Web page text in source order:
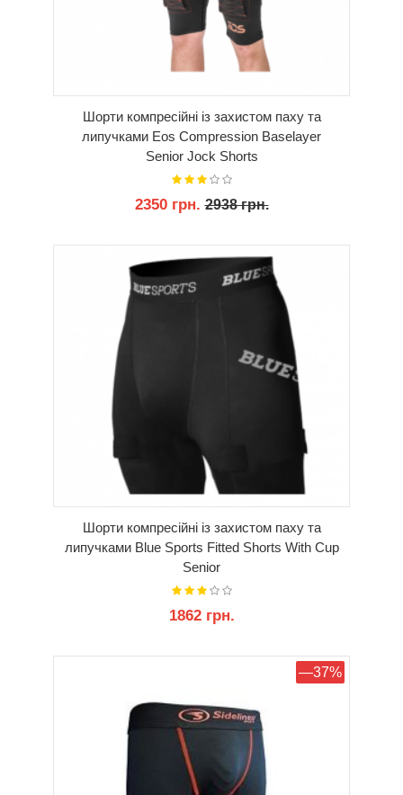
Шорти компресійні із захистом паху та
липучками Eos Compression Baselayer
Senior Jock Shorts
2350 грн.2938 грн.
КУПИТИ
Шорти компресійні із захистом паху та
липучками Blue Sports Fitted Shorts With Cup
Senior
1862 грн.
—37%